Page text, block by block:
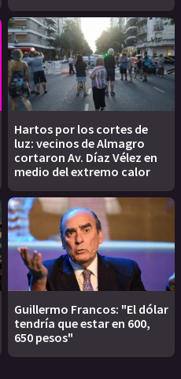
Hartos por los cortes de
luz: vecinos de Almagro
cortaron Av. Díaz Vélez en
medio del extremo calor
Guillermo Francos: "El dólar
tendría que estar en 600,
650 pesos"